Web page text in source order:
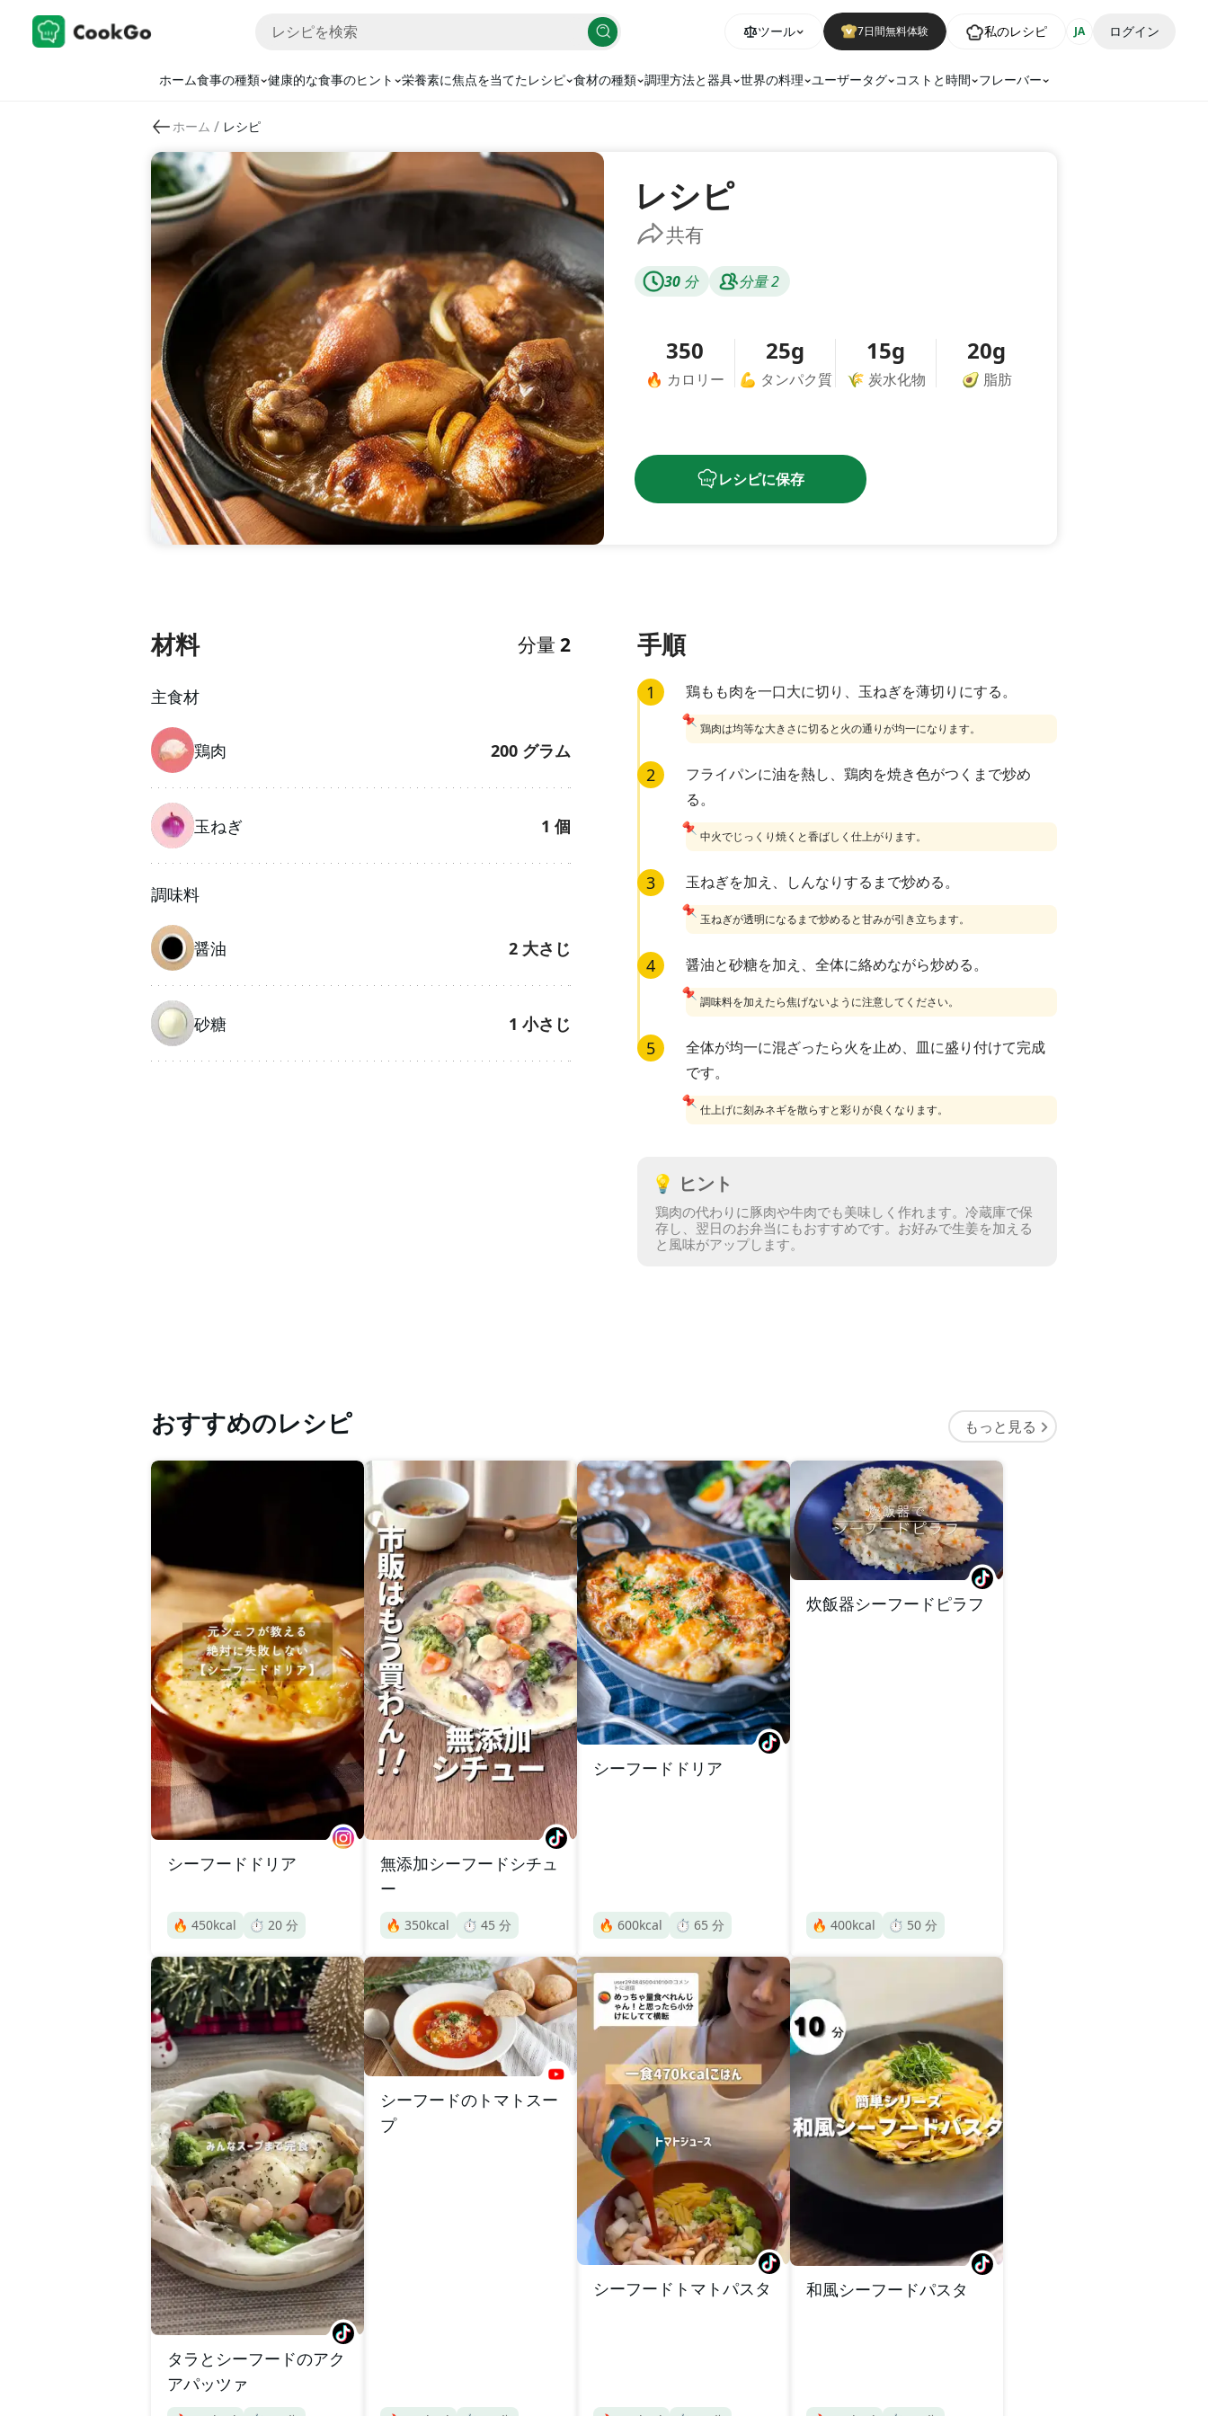
ツール 7日間無料体験 私のレシピ JA ログイン
ホーム食事の種類 健康的な食事のヒント 栄養素に焦点を当てたレシピ 食材の種類 調理方法と器具 世界の料理 ユーザータグ コストと時間 フレーバー
ホーム / レシピ
レシピ
共有
30 分 分量 2
350
🔥 カロリー
25g
💪 タンパク質
15g
🌾 炭水化物
20g
🥑 脂肪
レシピに保存
材料 分量 2
主食材
鶏肉 200 グラム
玉ねぎ 1 個
調味料
醤油 2 大さじ
砂糖 1 小さじ
手順
1 鶏もも肉を一口大に切り、玉ねぎを薄切りにする。
鶏肉は均等な大きさに切ると火の通りが均一になります。
📌
2
フライパンに油を熱し、鶏肉を焼き色がつくまで炒め
る。
中火でじっくり焼くと香ばしく仕上がります。
📌
3 玉ねぎを加え、しんなりするまで炒める。
玉ねぎが透明になるまで炒めると甘みが引き立ちます。
📌
4 醤油と砂糖を加え、全体に絡めながら炒める。
調味料を加えたら焦げないように注意してください。
📌
5
全体が均一に混ざったら火を止め、皿に盛り付けて完成
です。
仕上げに刻みネギを散らすと彩りが良くなります。
📌
💡 ヒント
鶏肉の代わりに豚肉や牛肉でも美味しく作れます。 冷蔵庫で保
存し、翌日のお弁当にもおすすめです。 お好みで生姜を加える
と風味がアップします。
おすすめのレシピ もっと見る
シーフードドリア
🔥 450kcal ⏱️ 20 分
無添加シーフードシチュ
ー
🔥 350kcal ⏱️ 45 分
シーフードドリア
🔥 600kcal ⏱️ 65 分
炊飯器シーフードピラフ
🔥 400kcal ⏱️ 50 分
タラとシーフードのアク
アパッツァ
シーフードのトマトスー
プ
シーフードトマトパスタ 和風シーフードパスタ